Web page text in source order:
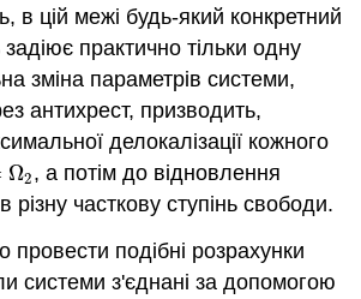
в цій межі будь-який конкретний
практично тільки одну
зміна параметрів системи,
антихрест, призводить,
делокалізації кожного
Ω2
2 , а потім до відновлення
різну часткову ступінь свободи.
подібні розрахунки
системи з'єднані за допомогою